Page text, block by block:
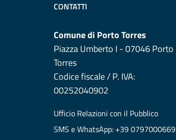
CONTATTI
Comune di Porto Torres
Piazza Umberto I - 07046 Porto
Torres
Codice fiscale / P. IVA:
00252040902
Ufficio Relazioni con il Pubblico
SMS e WhatsApp: +39 0797000669